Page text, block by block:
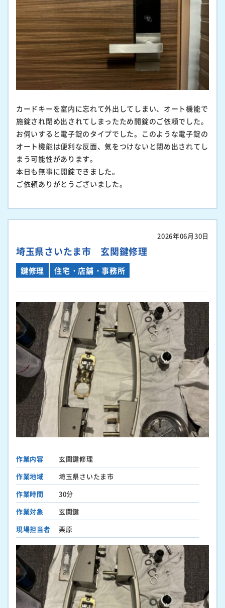
カードキーを室内に忘れて外出してしまい、オート機能で
施錠され閉め出されてしまったため開錠のご依頼でした。
お伺いすると電子錠のタイプでした。このような電子錠の
オート機能は便利な反面、気をつけないと閉め出されてし
まう可能性があります。
本日も無事に開錠できました。
ご依頼ありがとうございました。
2026年06月30日
埼玉県さいたま市 玄関鍵修理
鍵修理 住宅・店舗・事務所
作業内容
玄関鍵修理
作業地域
埼玉県さいたま市
作業時間
30分
作業対象
玄関鍵
現場担当者
栗原